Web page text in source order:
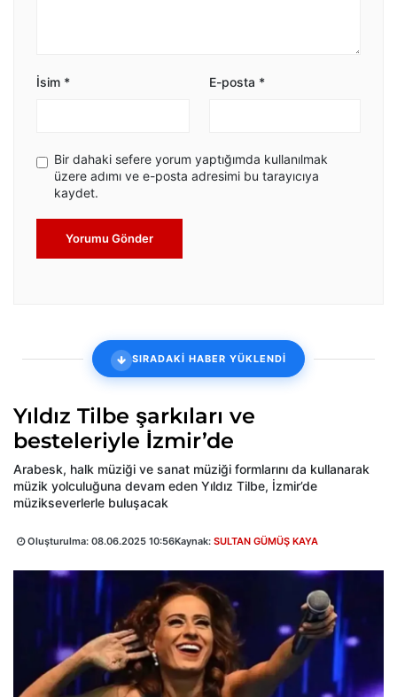
İsim * E-posta *
Bir dahaki sefere yorum yaptığımda kullanılmak
üzere adımı ve e-posta adresimi bu tarayıcıya
kaydet.
Yorumu Gönder
SIRADAKİ HABER YÜKLENDİ
Yıldız Tilbe şarkıları ve
besteleriyle İzmir’de
Arabesk, halk müziği ve sanat müziği formlarını da kullanarak
müzik yolculuğuna devam eden Yıldız Tilbe, İzmir’de
müzikseverlerle buluşacak
Oluşturulma: 08.06.2025 10:56Kaynak: SULTAN GÜMÜŞ KAYA